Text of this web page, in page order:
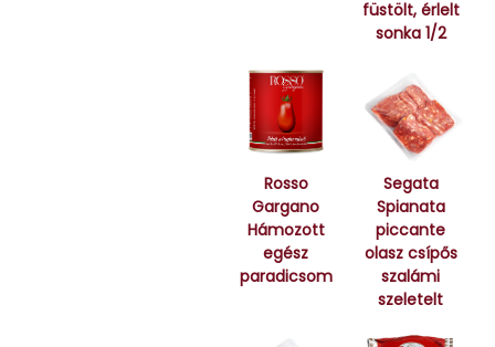
füstölt, érlelt
sonka 1/2
Rosso
Gargano
Hámozott
egész
paradicsom
Segata
Spianata
piccante
olasz csípős
szalámi
szeletelt